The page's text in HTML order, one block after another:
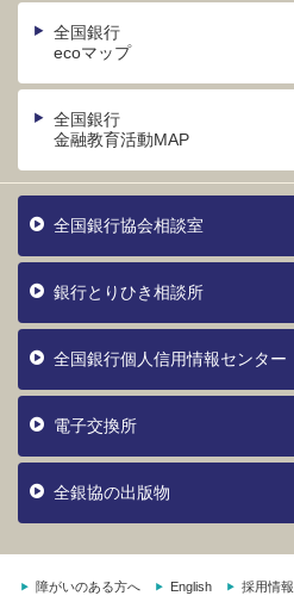
全国銀行
ecoマップ
全国銀行
金融教育活動MAP
全国銀行協会相談室
銀行とりひき相談所
全国銀行個人信用情報センター
電子交換所
全銀協の出版物
障がいのある方へ English 採用情報